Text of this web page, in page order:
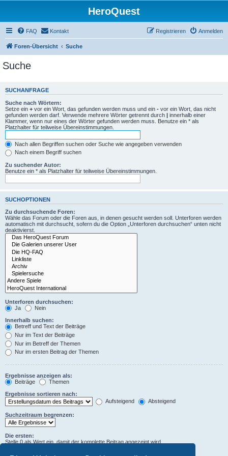
HeroQuest
FAQ Kontakt Anmelden
Registrieren
Foren-Übersicht Suche
Suche
SUCHANFRAGE
Suche nach Wörtern:
Setze ein + vor ein Wort, das gefunden werden muss und ein - vor ein Wort, das nicht
gefunden werden darf. Verwende mehrere Wörter getrennt durch | innerhalb einer
Klammer, wenn nur eines der Wörter gefunden werden muss. Benutze ein * als
Platzhalter für teilweise Übereinstimmungen.
Nach allen Begriffen suchen oder Suche wie angegeben verwenden
Nach einem Begriff suchen
Zu suchender Autor:
Benutze ein * als Platzhalter für teilweise Übereinstimmungen.
SUCHOPTIONEN
Zu durchsuchende Foren:
Wähle das Forum oder die Foren aus, in denen gesucht werden soll. Unterforen werden
automatisch mit durchsucht, sofern du die Option „Unterforen durchsuchen“ unten nicht
deaktivierst.
Unterforen durchsuchen:
Ja
Nein
Innerhalb suchen:
Betreff und Text der Beiträge
Nur im Text der Beiträge
Nur im Betreff der Themen
Nur im ersten Beitrag der Themen
Ergebnisse anzeigen als:
Beiträge
Themen
Ergebnisse sortieren nach:
Aufsteigend
Absteigend
Suchzeitraum begrenzen:
Die ersten:
Stelle 0 als Wert ein, damit der komplette Beitrag angezeigt wird.